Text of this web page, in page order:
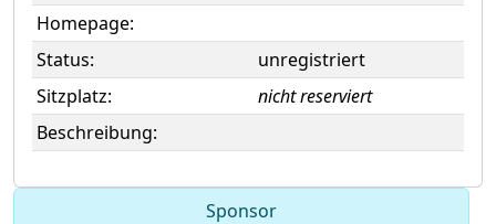
Homepage:
Status:
unregistriert
Sitzplatz:
nicht reserviert
Beschreibung:
Sponsor